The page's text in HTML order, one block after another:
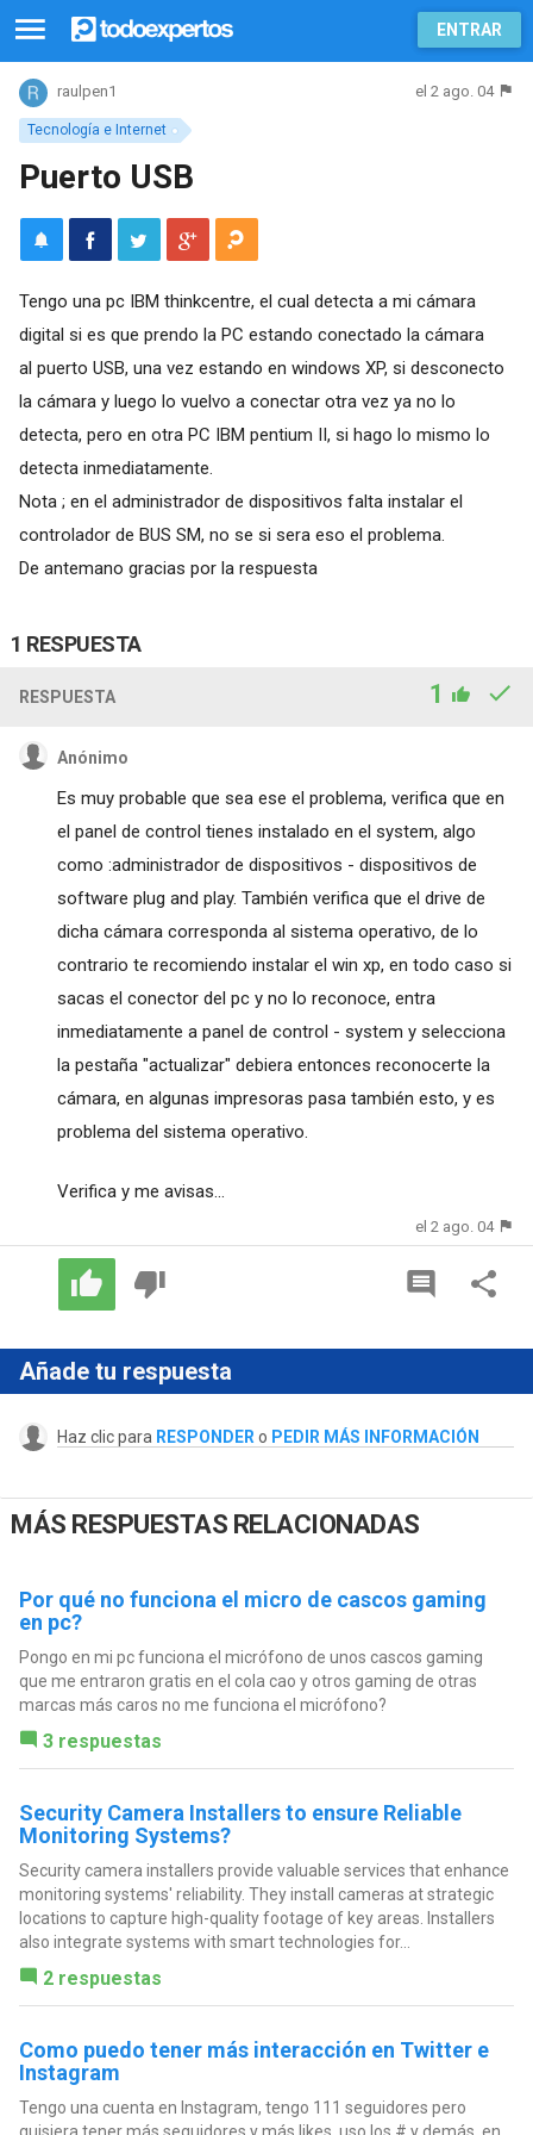
ENTRAR
Tecnología e Internet
raulpen1 el 2 ago. 04
Puerto USB
Tengo una pc IBM thinkcentre, el cual detecta a mi cámara
digital si es que prendo la PC estando conectado la cámara
al puerto USB, una vez estando en windows XP, si desconecto
la cámara y luego lo vuelvo a conectar otra vez ya no lo
detecta, pero en otra PC IBM pentium II, si hago lo mismo lo
detecta inmediatamente.
Nota ; en el administrador de dispositivos falta instalar el
controlador de BUS SM, no se si sera eso el problema.
De antemano gracias por la respuesta
1 RESPUESTA
RESPUESTA 1
Anónimo
Es muy probable que sea ese el problema, verifica que en
el panel de control tienes instalado en el system, algo
como :administrador de dispositivos - dispositivos de
software plug and play. También verifica que el drive de
dicha cámara corresponda al sistema operativo, de lo
contrario te recomiendo instalar el win xp, en todo caso si
sacas el conector del pc y no lo reconoce, entra
inmediatamente a panel de control - system y selecciona
la pestaña "actualizar" debiera entonces reconocerte la
cámara, en algunas impresoras pasa también esto, y es
problema del sistema operativo.
Verifica y me avisas...
el 2 ago. 04
Añade tu respuesta
Haz clic para RESPONDER o PEDIR MÁS INFORMACIÓN
MÁS RESPUESTAS RELACIONADAS
Por qué no funciona el micro de cascos gaming
en pc?
Pongo en mi pc funciona el micrófono de unos cascos gaming
que me entraron gratis en el cola cao y otros gaming de otras
marcas más caros no me funciona el micrófono?
3 respuestas
Security Camera Installers to ensure Reliable
Monitoring Systems?
Security camera installers provide valuable services that enhance
monitoring systems' reliability. They install cameras at strategic
locations to capture high-quality footage of key areas. Installers
also integrate systems with smart technologies for...
2 respuestas
Como puedo tener más interacción en Twitter e
Instagram
Tengo una cuenta en Instagram, tengo 111 seguidores pero